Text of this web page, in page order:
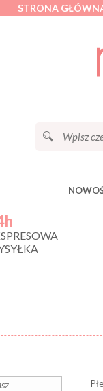
STRONA